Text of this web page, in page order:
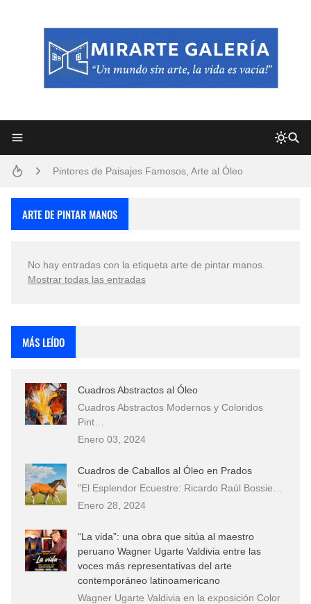
Pintores de Paisajes Famosos, Arte al Óleo
Que significan los cuadros de negras africanas?
El mundo del arte en pintura surrealista
ARTE DE PINTAR MANOS
No hay entradas con la etiqueta arte de pintar manos
Mostrar todas las entradas
MÁS LEÍDO
Cuadros Abstractos al Óleo
Cuadros Abstractos Modernos y Coloridos
Pint…
Enero 03, 2024
Cuadros de Caballos al Óleo en Prados
"El Esplendor Ecuestre: Ricardo Raúl Bossie…
Enero 28, 2024
“La vida”: una obra que sitúa al maestro
peruano Wagner Ugarte Valdivia entre las
voces más representativas del arte
contemporáneo latinoamericano
Wagner Ugarte Valdivia en la exposición Color